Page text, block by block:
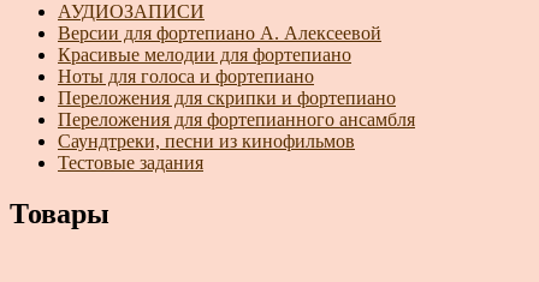
АУДИОЗАПИСИ
Версии для фортепиано А. Алексеевой
Красивые мелодии для фортепиано
Ноты для голоса и фортепиано
Переложения для скрипки и фортепиано
Переложения для фортепианного ансамбля
Саундтреки, песни из кинофильмов
Тестовые задания
Товары